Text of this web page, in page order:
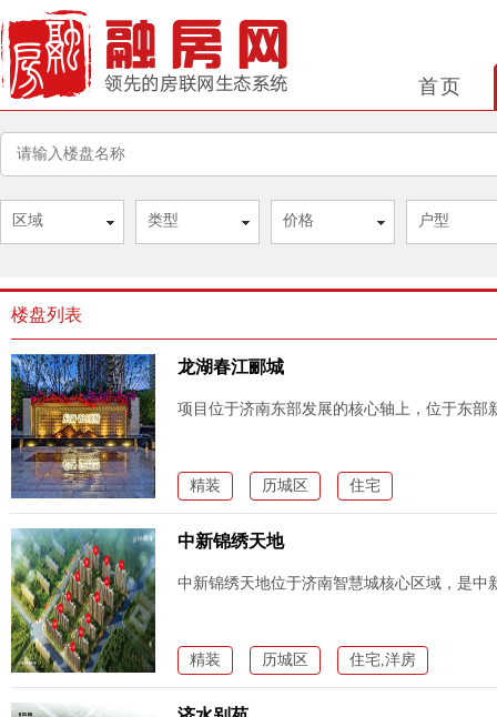
首页
区域 类型 价格 户型
楼盘列表
龙湖春江郦城
项目位于济南东部发展的核心轴上，位于东
精装 历城区 住宅
中新锦绣天地
中新锦绣天地位于济南智慧城核心区域，是中
精装 历城区 住宅,洋房